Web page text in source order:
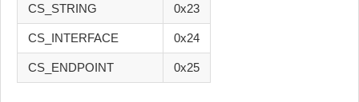
CS_STRING 0x23
CS_INTERFACE 0x24
CS_ENDPOINT 0x25